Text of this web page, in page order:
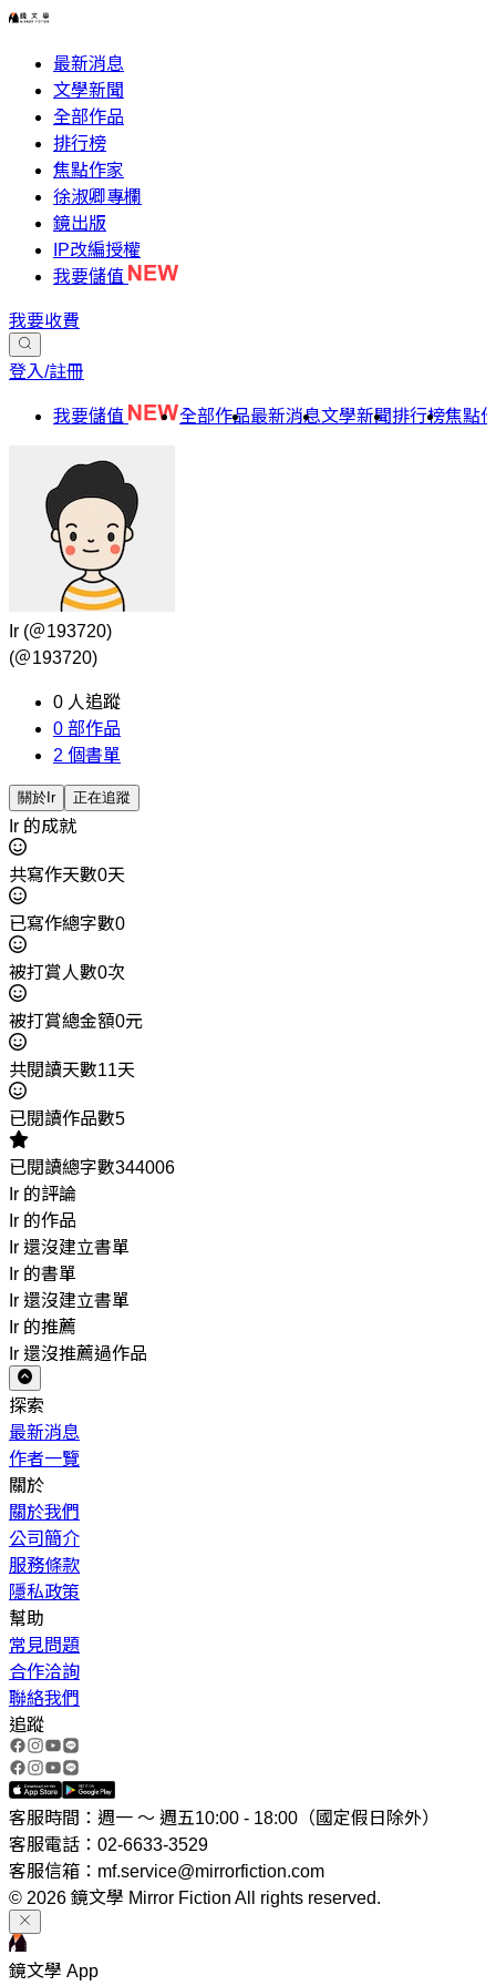
最新消息
文學新聞
全部作品
排行榜
焦點作家
徐淑卿專欄
鏡出版
IP改編授權
我要儲值
我要收費
登入/註冊
我要儲值 全部作品最新消息文學新聞排行榜焦點
Ir (＠193720)
(＠193720)
0 人追蹤
0 部作品
2 個書單
關於Ir 正在追蹤
Ir 的成就
共寫作天數0天
已寫作總字數0
被打賞人數0次
被打賞總金額0元
共閱讀天數11天
已閱讀作品數5
已閱讀總字數344006
Ir 的評論
Ir 的作品
Ir 還沒建立書單
Ir 的書單
Ir 還沒建立書單
Ir 的推薦
Ir 還沒推薦過作品
探索
最新消息
作者一覽
關於
關於我們
公司簡介
服務條款
隱私政策
幫助
常見問題
合作洽詢
聯絡我們
追蹤
客服時間：週一 ～ 週五10:00 - 18:00（國定假日除外）
客服電話：02-6633-3529
客服信箱：mf.service@mirrorfiction.com
© 2026 鏡文學 Mirror Fiction All rights reserved.
鏡文學 App